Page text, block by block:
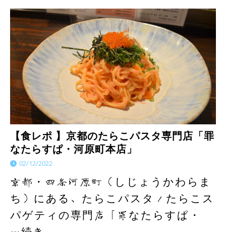
【食レポ 】京都のたらこパスタ専門店「罪
なたらすぱ・河原町本店」
02/12/2022
京都・四条河原町（しじょうかわらま
ち）にある、たらこパスタ／たらこス
パゲティの専門店「罪なたらすぱ・